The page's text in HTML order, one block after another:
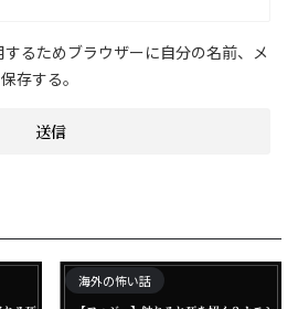
るためブラウザーに自分の名前、メ
存する。
海外の怖い話